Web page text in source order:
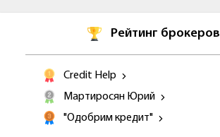
Рейтинг брокеров
Credit Help
Мартиросян Юрий
"Одобрим кредит"